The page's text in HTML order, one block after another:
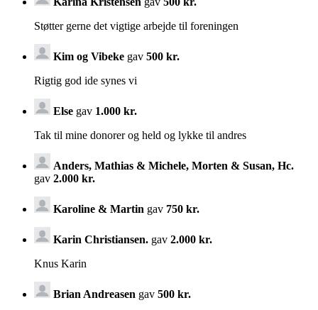
Støtter gerne det vigtige arbejde til foreningen
Kim og Vibeke gav 500 kr.
Rigtig god ide synes vi
Else gav 1.000 kr.
Tak til mine donorer og held og lykke til andres
Anders, Mathias & Michele, Morten & Susan, Hc.
gav 2.000 kr.
Karoline & Martin gav 750 kr.
Karin Christiansen. gav 2.000 kr.
Knus Karin
Brian Andreasen gav 500 kr.